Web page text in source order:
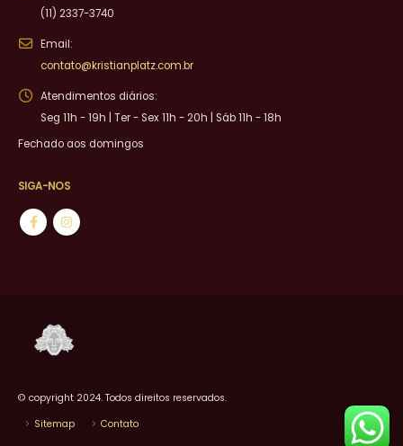
(11) 2337-3740
Email:
contato@kristianplatz.com.br
Atendimentos diários:
Seg 11h - 19h | Ter - Sex 11h - 20h | Sáb 11h - 18h
Fechado aos domingos
SIGA-NOS
© copyright 2024. Todos direitos reservados.
Sitemap
Contato